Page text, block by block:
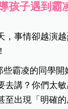
孩子遇到霸
，事情卻越演
霸凌的同學開
去講？你們太
至出現「明確的